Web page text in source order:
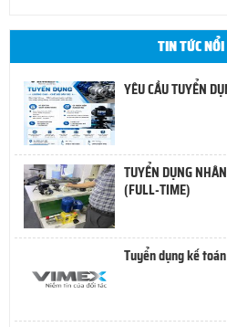
TIN TỨC
YÊU CẦU TUYỂN
TUYỂN DỤNG
(FULL-TIME)
Tuyển dụng kế